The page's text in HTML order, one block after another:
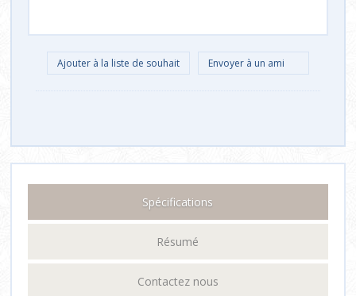
Spécifications
Résumé
Contactez nous